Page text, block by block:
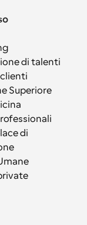
di talenti
Superiore
di